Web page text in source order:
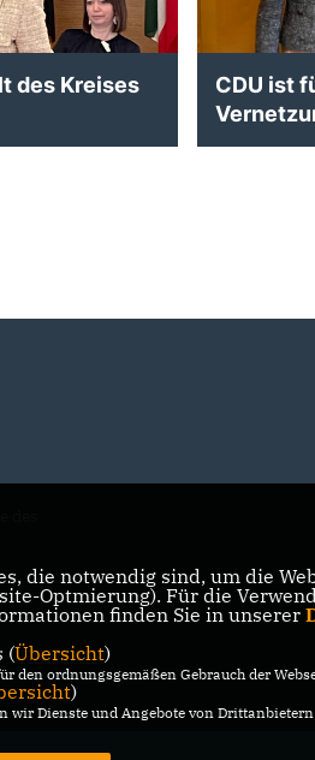
des Kreises
CDU ist
KONTAKT
die notwendig sind, um die
Optmierung). Für die
finden Sie in unserer
(Übersicht)
den ordnungsgemäßen Gebrauch der
)
wir Dienste und Angebote von